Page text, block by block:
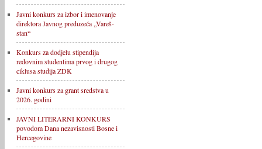
Javni konkurs za izbor i imenovanje
direktora Javnog preduzeća „Vareš-
stan“
Konkurs za dodjelu stipendija
redovnim studentima prvog i drugog
ciklusa studija ZDK
Javni konkurs za grant sredstva u
2026. godini
JAVNI LITERARNI KONKURS
povodom Dana nezavisnosti Bosne i
Hercegovine